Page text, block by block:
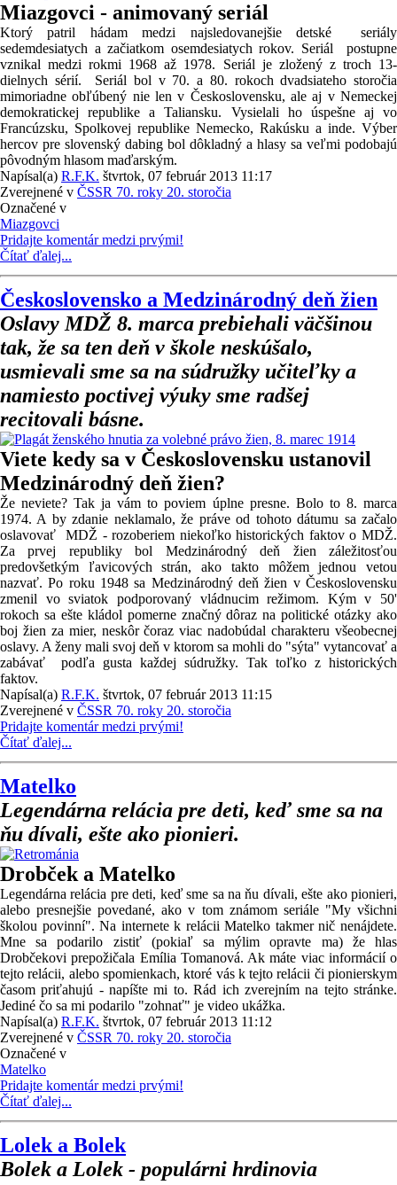
Miazgovci - animovaný seriál
Ktorý patril hádam medzi najsledovanejšie detské seriály
sedemdesiatych a začiatkom osemdesiatych rokov. Seriál postupne
vznikal medzi rokmi 1968 až 1978. Seriál je zložený z troch 13-
dielnych sérií. Seriál bol v 70. a 80. rokoch dvadsiateho storočia
mimoriadne obľúbený nie len v Československu, ale aj v Nemeckej
demokratickej republike a Taliansku. Vysielali ho úspešne aj vo
Francúzsku, Spolkovej republike Nemecko, Rakúsku a inde. Výber
hercov pre slovenský dabing bol dôkladný a hlasy sa veľmi podobajú
pôvodným hlasom maďarským.
Napísal(a) R.F.K. štvrtok, 07 február 2013 11:17
Zverejnené v ČSSR 70. roky 20. storočia
Označené v
Miazgovci
Pridajte komentár medzi prvými!
Čítať ďalej...
Československo a Medzinárodný deň žien
Oslavy MDŽ 8. marca prebiehali väčšinou
tak, že sa ten deň v škole neskúšalo,
usmievali sme sa na súdružky učiteľky a
namiesto poctivej výuky sme radšej
recitovali básne.
Viete kedy sa v Československu ustanovil
Medzinárodný deň žien?
Že neviete? Tak ja vám to poviem úplne presne. Bolo to 8. marca
1974. A by zdanie neklamalo, že práve od tohoto dátumu sa začalo
oslavovať MDŽ - rozoberiem niekoľko historických faktov o MDŽ.
Za prvej republiky bol Medzinárodný deň žien záležitosťou
predovšetkým ľavicových strán, ako takto môžem jednou vetou
nazvať. Po roku 1948 sa Medzinárodný deň žien v Československu
zmenil vo sviatok podporovaný vládnucim režimom. Kým v 50'
rokoch sa ešte kládol pomerne značný dôraz na politické otázky ako
boj žien za mier, neskôr čoraz viac nadobúdal charakteru všeobecnej
oslavy. A ženy mali svoj deň v ktorom sa mohli do "sýta" vytancovať a
zabávať podľa gusta každej súdružky. Tak toľko z historických
faktov.
Napísal(a) R.F.K. štvrtok, 07 február 2013 11:15
Zverejnené v ČSSR 70. roky 20. storočia
Pridajte komentár medzi prvými!
Čítať ďalej...
Matelko
Legendárna relácia pre deti, keď sme sa na
ňu dívali, ešte ako pionieri.
Drobček a Matelko
Legendárna relácia pre deti, keď sme sa na ňu dívali, ešte ako pionieri,
alebo presnejšie povedané, ako v tom známom seriále "My všichni
školou povinní". Na internete k relácii Matelko takmer nič nenájdete.
Mne sa podarilo zistiť (pokiaľ sa mýlim opravte ma) že hlas
Drobčekovi prepožičala Emília Tomanová. Ak máte viac informácií o
tejto relácii, alebo spomienkach, ktoré vás k tejto relácii či pionierskym
časom priťahujú - napíšte mi to. Rád ich zverejním na tejto stránke.
Jediné čo sa mi podarilo "zohnať" je video ukážka.
Napísal(a) R.F.K. štvrtok, 07 február 2013 11:12
Zverejnené v ČSSR 70. roky 20. storočia
Označené v
Matelko
Pridajte komentár medzi prvými!
Čítať ďalej...
Lolek a Bolek
Bolek a Lolek - populárni hrdinovia